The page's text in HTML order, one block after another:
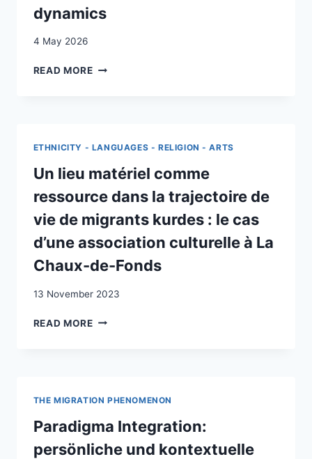
dynamics
4 May 2026
READ MORETHE
THE
DIASPORA
IN
SWITZERLAND:
AN
ANALYSIS
OF
POLITICAL
ETHNICITY - LANGUAGES - RELIGION - ARTS
Un lieu matériel comme
ressource dans la trajectoire de
vie de migrants kurdes : le cas
d’une association culturelle à La
Chaux-de-Fonds
13 November 2023
READ MOREUN
TRAJECTOIRE
VIE
THE MIGRATION PHENOMENON
Paradigma Integration:
persönliche und kontextuelle